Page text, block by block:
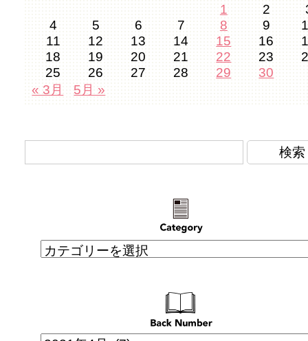
1
2
4
5 6 7 8 9
11
12 13 14 15 16
18
19 20 21 22 23
25
26 27 28 29
30
« 3月
5月 »